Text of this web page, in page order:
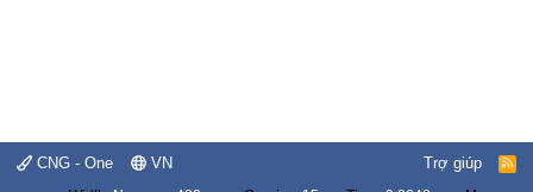
CNG - One VN Trợ giúp
R